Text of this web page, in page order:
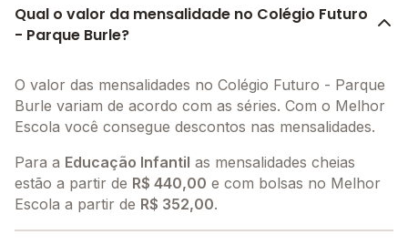
Qual o valor da mensalidade no Colégio Futuro
- Parque Burle?
O valor das mensalidades no Colégio Futuro - Parque
Burle variam de acordo com as séries. Com o Melhor
Escola você consegue descontos nas mensalidades.
Para a Educação Infantil as mensalidades cheias
estão a partir de R$ 440,00 e com bolsas no Melhor
Escola a partir de R$ 352,00.